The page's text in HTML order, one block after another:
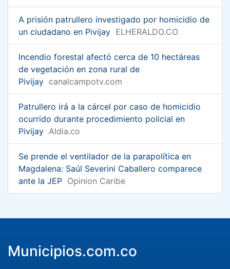
A prisión patrullero investigado por homicidio de
un ciudadano en Pivijay ELHERALDO.CO
Incendio forestal afectó cerca de 10 hectáreas
de vegetación en zona rural de
Pivijay canalcampotv.com
Patrullero irá a la cárcel por caso de homicidio
ocurrido durante procedimiento policial en
Pivijay Aldia.co
Se prende el ventilador de la parapolítica en
Magdalena: Saúl Severini Caballero comparece
ante la JEP Opinion Caribe
Municipios.com.co